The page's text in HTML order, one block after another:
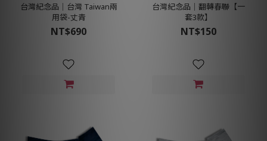
台灣紀念品│台灣 Taiwan兩
用袋-丈青
NT$690
台灣紀念品│翻轉春聯【一
套3款】
NT$150